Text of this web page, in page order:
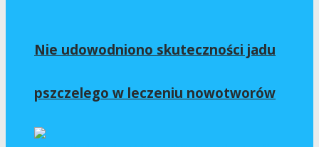
Nie udowodniono skuteczności jadu
pszczelego w leczeniu nowotworów